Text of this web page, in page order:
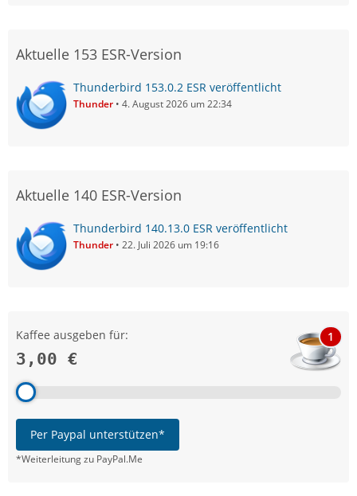
Aktuelle 153 ESR-Version
Thunderbird 153.0.2 ESR veröffentlicht
Thunder 4. August 2026 um 22:34
Aktuelle 140 ESR-Version
Thunderbird 140.13.0 ESR veröffentlicht
Thunder 22. Juli 2026 um 19:16
Kaffee ausgeben für:
3,00 €
1
Per Paypal unterstützen*
*Weiterleitung zu PayPal.Me